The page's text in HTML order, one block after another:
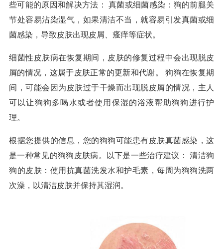
些可能的原因和解决方法： 真菌或细菌感染：狗的前腿关
节处容易沾染湿气，如果清洁不当，就容易引发真菌或细
菌感染，导致皮肤出现皮屑、瘙痒等症状。
细菌性皮肤病在恢复期间，皮肤的修复过程中会出现脱皮
屑的情况，这属于皮肤正常的更新和代谢。 狗狗在恢复期
间，可能会因为皮肤过于干燥而出现脱皮屑的情况，主人
可以让狗狗多喝水或者使用保湿的浴液帮助狗狗进行护
理。
根据您提供的信息，您的狗狗可能患有皮肤真菌感染，这
是一种常见的狗狗皮肤病。以下是一些治疗建议： 清洁狗
狗的皮肤：使用抗真菌洗发水和护毛素，每周为狗狗洗两
次澡，以清洁皮肤并保持其湿润。